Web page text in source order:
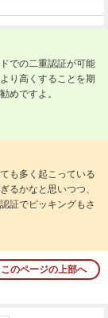
での二重認証が可能
り高くすることを期
めですよ。
も多く起こっている
るかなと思いつつ、
証でピッキングもさ
のページの上部へ